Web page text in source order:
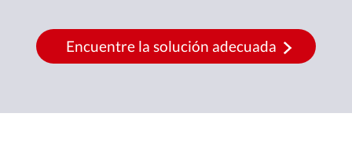
Encuentre la solución adecuada